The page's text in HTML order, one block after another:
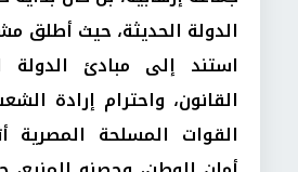
الدولة الحديثة، حيث أطلق
استند إلى مبادئ الدولة
القانون، واحترام إرادة
القوات المسلحة المصرية